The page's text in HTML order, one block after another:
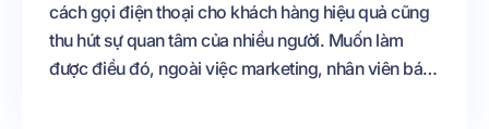
cách gọi điện thoại cho khách hàng hiệu quả cũng
thu hút sự quan tâm của nhiều người. Muốn làm
được điều đó, ngoài việc marketing, nhân viên bán